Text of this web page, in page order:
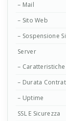
– Mail
– Sito Web
– Sospensione
Server
–
– Durata
– Uptime
SSL E Sicurezza